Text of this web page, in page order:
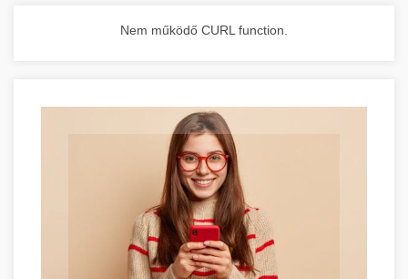
Nem működő CURL function.